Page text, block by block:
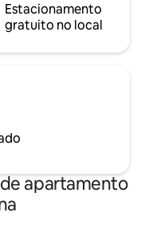
Estacionamento
gratuito no local
apartamento